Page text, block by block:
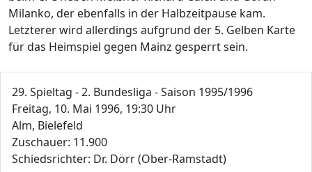
Milanko, der ebenfalls in der Halbzeitpause kam.
Letzterer wird allerdings aufgrund der 5. Gelben Karte
für das Heimspiel gegen Mainz gesperrt sein.
29. Spieltag - 2. Bundesliga - Saison 1995/1996
Freitag, 10. Mai 1996, 19:30 Uhr
Alm, Bielefeld
Zuschauer: 11.900
Schiedsrichter: Dr. Dörr (Ober-Ramstadt)